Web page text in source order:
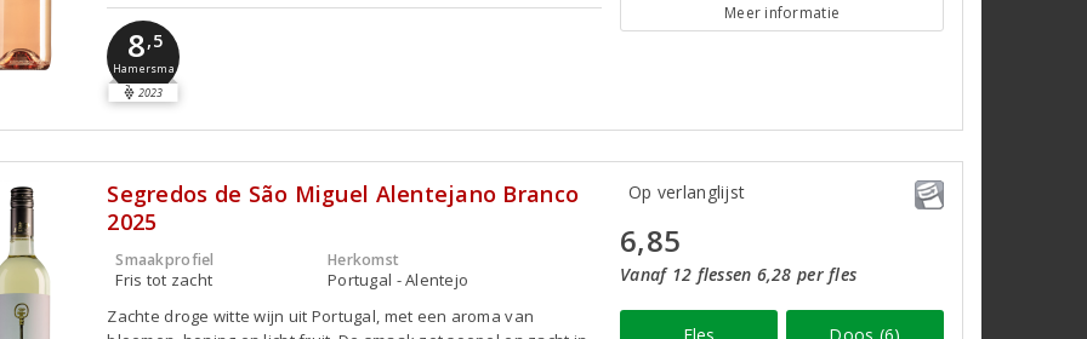
8,5
Hamersma
2023
Meer informatie
Segredos de São Miguel Alentejano Branco
2025
Smaakprofiel
Fris tot zacht
Herkomst
Portugal - Alentejo
Zachte droge witte wijn uit Portugal, met een aroma van
Op verlanglijst
6,85
Vanaf 12 flessen 6,28 per fles